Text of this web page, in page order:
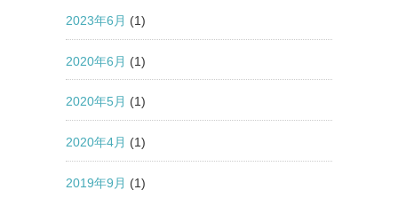
2023年6月 (1)
2020年6月 (1)
2020年5月 (1)
2020年4月 (1)
2019年9月 (1)